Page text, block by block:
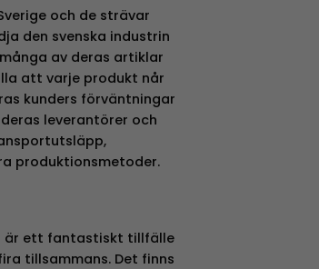
och de strävar
den svenska industrin
av deras artiklar
att varje produkt når
kunders förväntningar
leverantörer och
produktionsmetoder.
är ett fantastiskt tillfälle
tillsammans. Det finns